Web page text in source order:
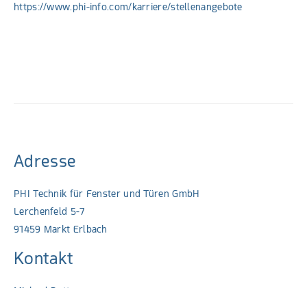
https://www.phi-info.com/karriere/stellenangebote
Adresse
PHI Technik für Fenster und Türen GmbH
Lerchenfeld 5-7
91459 Markt Erlbach
Kontakt